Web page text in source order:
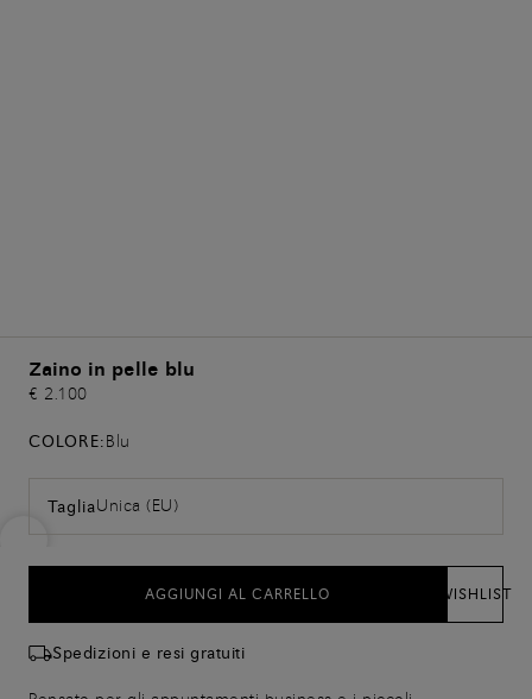
Zaino in pelle blu
€ 2.100
COLORE:Blu
TagliaUnica (EU)
AGGIUNGI AL CARRELLO WISHLIST
Spedizioni e resi gratuiti